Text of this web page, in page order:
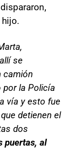
se
camión
la Policía
vía y esto fue
detienen el
dos
puertas, al